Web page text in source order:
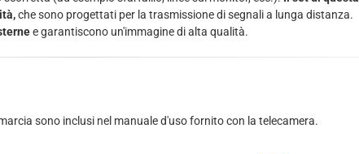
che sono progettati per la trasmissione di segnali a lunga distanza.
e garantiscono un'immagine di alta qualità.
sono inclusi nel manuale d'uso fornito con la telecamera.